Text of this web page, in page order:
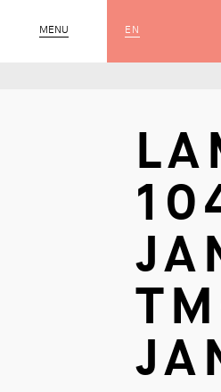
MENU
SLUIT EN